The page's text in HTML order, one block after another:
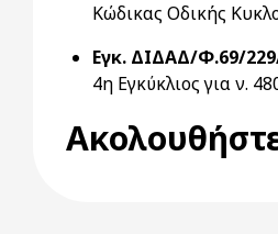
Κώδικας Οδικής
Εγκ. ΔΙΔΑΔ/Φ.69/
4η Εγκύκλιος για ν.